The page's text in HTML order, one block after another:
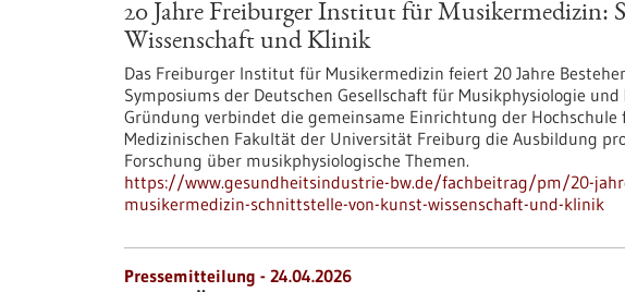
20 Jahre Freiburger Institut für Musikermedizin:
Wissenschaft und Klinik
Das Freiburger Institut für Musikermedizin feiert 20 Jahre
Symposiums der Deutschen Gesellschaft für Musikphysiologie
Gründung verbindet die gemeinsame Einrichtung der
Medizinischen Fakultät der Universität Freiburg die Ausbildung
Forschung über musikphysiologische Themen.
https://www.gesundheitsindustrie-bw.de/fachbeitrag/pm/20-
musikermedizin-schnittstelle-von-kunst-wissenschaft-und-klinik
Pressemitteilung - 24.04.2026